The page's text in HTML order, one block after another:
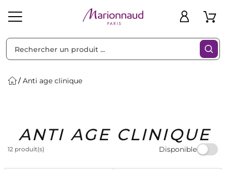
Solaire Homme Marques Idées
Cadeaux
Bons
Plans
Anti age clinique
ANTI AGE CLINIQUE
12 produit(s) Disponible
Filtres